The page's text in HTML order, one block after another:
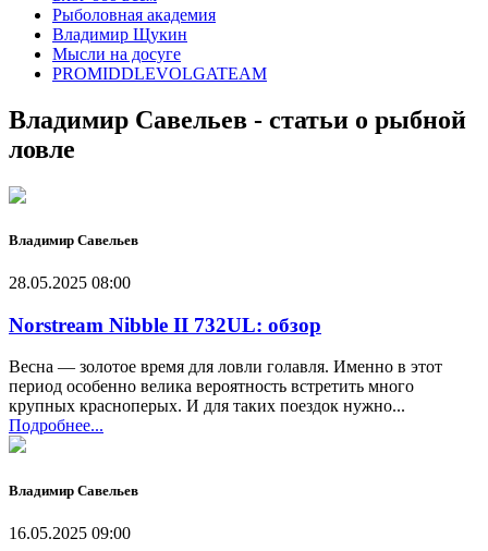
Рыболовная академия
Владимир Щукин
Мысли на досуге
PROMIDDLEVOLGATEAM
Владимир Савельев - статьи о рыбной
ловле
Владимир Савельев
28.05.2025 08:00
Norstream Nibble II 732UL: обзор
Весна — золотое время для ловли голавля. Именно в этот
период особенно велика вероятность встретить много
крупных красноперых. И для таких поездок нужно...
Подробнее...
Владимир Савельев
16.05.2025 09:00